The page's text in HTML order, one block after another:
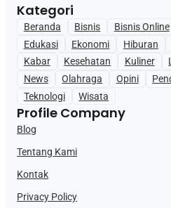
Kategori
Beranda Bisnis Bisnis Online
Edukasi
Ekonomi Hiburan
Kabar
Kesehatan Kuliner
News
Olahraga Opini
Teknologi
Wisata
Profile Company
Blog
Tentang Kami
Kontak
Privacy Policy